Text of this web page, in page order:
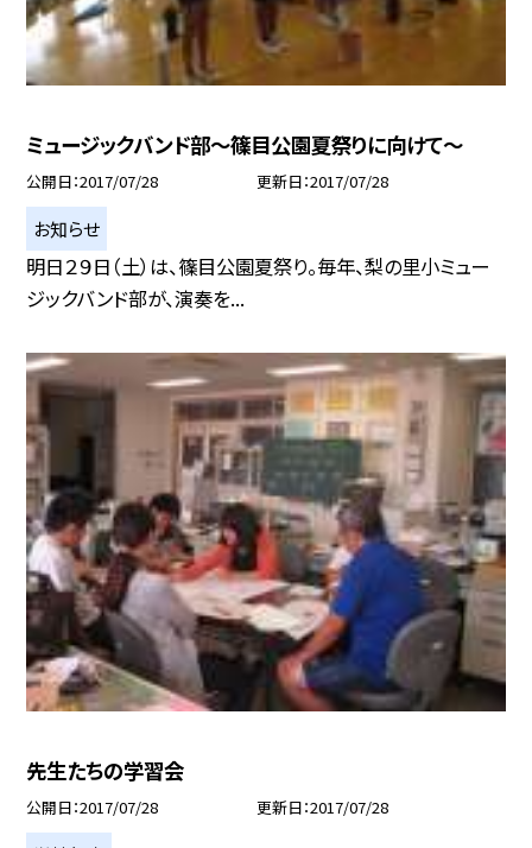
ミュージックバンド部〜篠目公園夏祭りに向けて〜
公開日 2017/07/28 更新日 2017/07/28
お知らせ
明日２９日（土）は、篠目公園夏祭り。毎年、梨の里小ミュー
ジックバンド部が、演奏を...
先生たちの学習会
公開日 2017/07/28 更新日 2017/07/28